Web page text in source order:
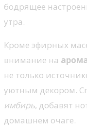
бодрящее
утра.
Кроме эфирных
внимание на
не только
уютным декором.
имбирь, добавят
домашнем очаге.